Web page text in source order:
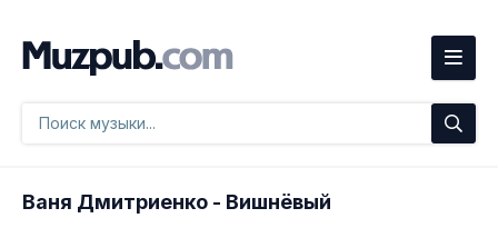
Ваня Дмитриенко - Вишнёвый